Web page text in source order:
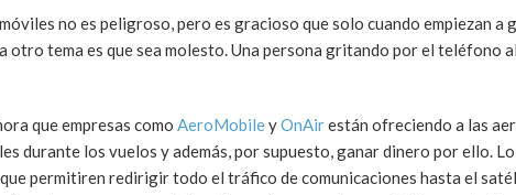
no es peligroso, pero es gracioso que solo cuando empiezan a
otro tema es que sea molesto. Una persona gritando por el teléfono
que empresas como AeroMobileyOnAirestán ofreciendo a las
durante los vuelos y además, por supuesto, ganar dinero por ello.
permitiren redirigir todo el tráfico de comunicaciones hasta el